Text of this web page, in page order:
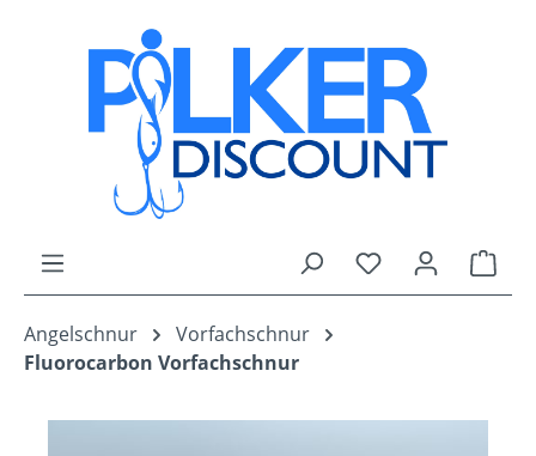
Zum Hauptinhalt springen
Du hast 0
Angelschnur
Vorfachschnur
Fluorocarbon Vorfachschnur